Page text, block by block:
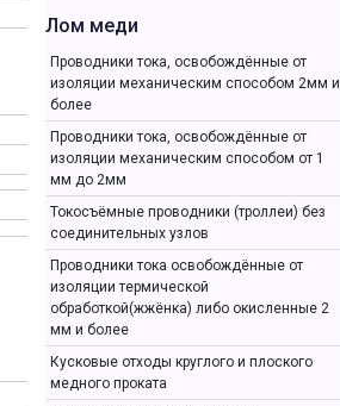
Лом меди
Проводники тока, освобождённые от
изоляции механическим способом 2мм и
более
Проводники тока, освобождённые от
изоляции механическим способом от 1
мм до 2мм
Токосъёмные проводники (троллеи) без
соединительных узлов
Проводники тока освобождённые от
изоляции термической
обработкой(жжёнка) либо окисленные 2
мм и более
Кусковые отходы круглого и плоского
медного проката